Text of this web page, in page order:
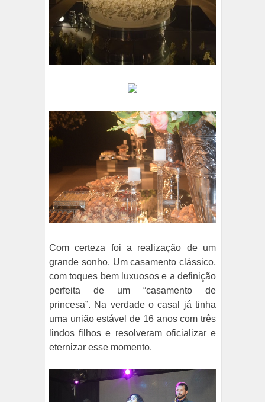
Com certeza foi a realização de um
grande sonho. Um casamento clássico,
com toques bem luxuosos e a definição
perfeita de um “casamento de
princesa”. Na verdade o casal já tinha
uma união estável de 16 anos com três
lindos filhos e resolveram oficializar e
eternizar esse momento.